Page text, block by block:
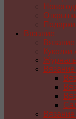
Вязание
Вязание